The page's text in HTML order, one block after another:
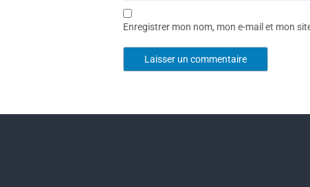
Enregistrer mon nom, mon e-mail et mon